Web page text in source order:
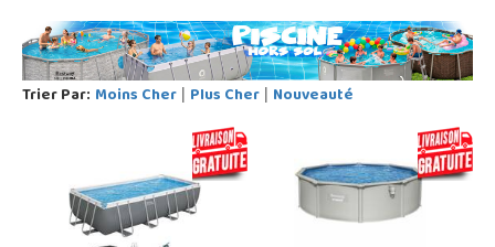
Trier Par: Moins Cher | Plus Cher | Nouveauté